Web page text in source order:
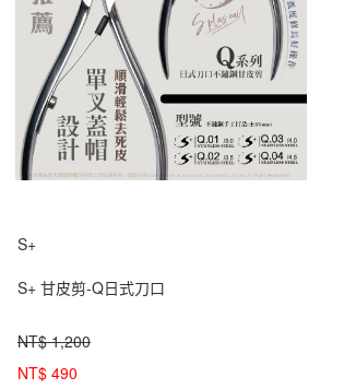
S+
S+ 甘皮剪-Q日式刀口
NT$ 1,200
NT$ 490